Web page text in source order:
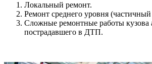
Локальный ремонт.
Ремонт среднего уровня
Сложные ремонтные работы кузова
пострадавшего в ДТП.